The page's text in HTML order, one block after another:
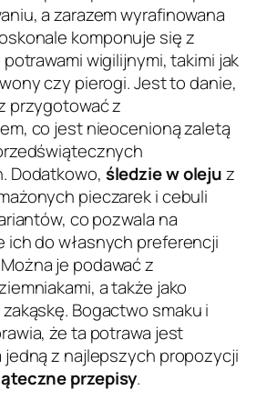
a zarazem wyrafinowana
komponuje się z
wigilijnymi, takimi jak
czy pierogi. Jest to danie,
przygotować z
co jest nieocenioną zaletą
Dodatkowo, śledzie w olejuz
pieczarek i cebuli
co pozwala na
ich do własnych preferencji
je podawać z
a także jako
Bogactwo smaku i
że ta potrawa jest
jedną z najlepszych propozycji
przepisy.